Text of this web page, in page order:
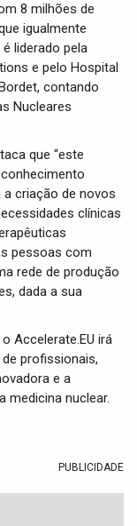
8 milhões de
igualmente
liderado pela
e pelo Hospital
contando
Nucleares
que “este
criação de novos
clínicas
pessoas com
rede de produção
dada a sua
Accelerate.EU irá
profissionais,
e a
medicina nuclear.
PUBLICIDADE